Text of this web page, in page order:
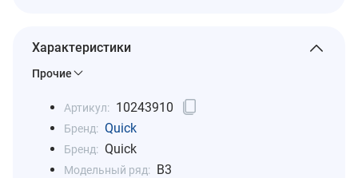
Характеристики
Прочие
Артикул: 10243910
Бренд: Quick
Бренд: Quick
Модельный ряд: B3